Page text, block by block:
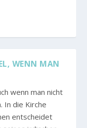
WENN MAN
wenn man nicht
In die Kirche
entscheidet